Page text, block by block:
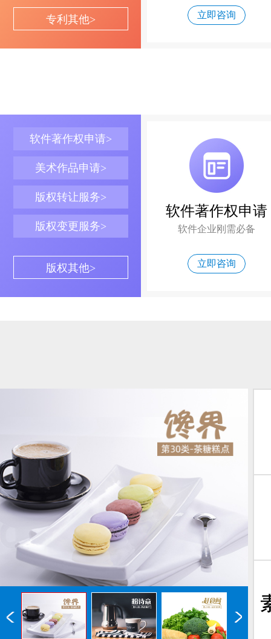
专利其他> 立即咨询
软件著作权申请>
美术作品申请>
版权转让服务>
版权变更服务>
版权其他>
软件著作权申请
软件企业刚需必备
立即咨询